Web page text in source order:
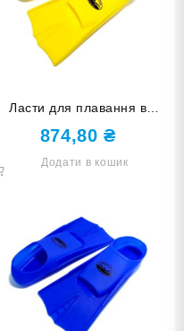
Ласти для плавання в
басейні SNS. Розмір 30-32.
Колір жовтий TE-2737-1-
3032-Ж
874,80₴
Додати в кошик